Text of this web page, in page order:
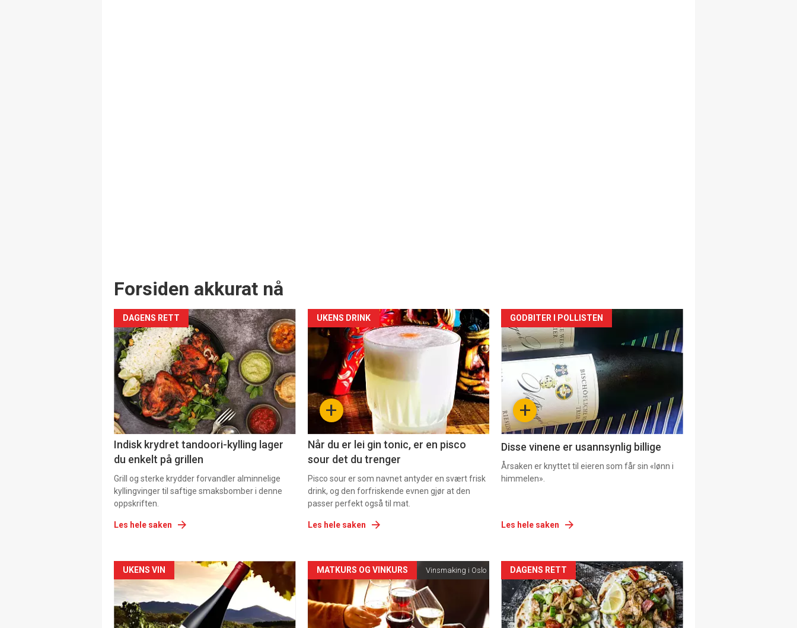
Forsiden akkurat nå
DAGENS RETT
Indisk krydret tandoori-kylling lager
du enkelt på grillen
Grill og sterke krydder forvandler alminnelige
kyllingvinger til saftige smaksbomber i denne
oppskriften.
Les hele saken
Forsiden
akkurat
nå
-
+
UKENS DRINK
Når du er lei gin tonic, er en pisco
sour det du trenger
Pisco sour er som navnet antyder en svært frisk
drink, og den forfriskende evnen gjør at den
passer perfekt også til mat.
Les hele saken
Forsiden
akkurat
nå
3 +
GODBITER I POLLISTEN
Disse vinene er usannsynlig billige
Årsaken er knyttet til eieren som får sin «lønn i
himmelen».
Les hele saken
Forsiden
akkurat
nå
UKENS VIN
Forsiden
akkurat
nå
MATKURS OG VINKURS Vinsmaking i Oslo
Forsiden
akkurat
nå
DAGENS RETT